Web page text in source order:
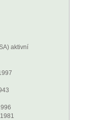
aktivní